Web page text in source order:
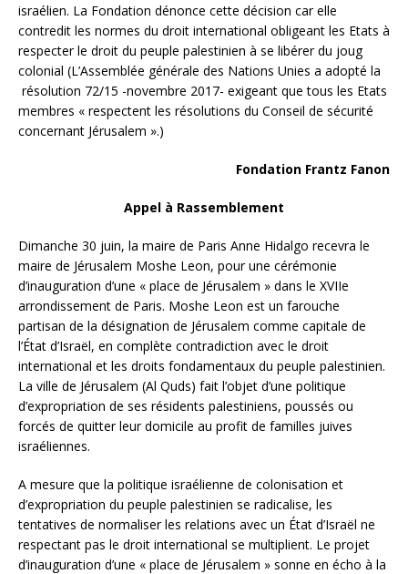
israélien. La Fondation dénonce cette décision car elle
contredit les normes du droit international obligeant les Etats à
respecter le droit du peuple palestinien à se libérer du joug
colonial (L’Assemblée générale des Nations Unies a adopté la
résolution 72/15 -novembre 2017- exigeant que tous les Etats
membres « respectent les résolutions du Conseil de sécurité
concernant Jérusalem ».)
Fondation Frantz Fanon
Appel à Rassemblement
Dimanche 30 juin, la maire de Paris Anne Hidalgo recevra le
maire de Jérusalem Moshe Leon, pour une cérémonie
d’inauguration d’une « place de Jérusalem » dans le XVIIe
arrondissement de Paris. Moshe Leon est un farouche
partisan de la désignation de Jérusalem comme capitale de
l’État d’Israël, en complète contradiction avec le droit
international et les droits fondamentaux du peuple palestinien.
La ville de Jérusalem (Al Quds) fait l’objet d’une politique
d’expropriation de ses résidents palestiniens, poussés ou
forcés de quitter leur domicile au profit de familles juives
israéliennes.
A mesure que la politique israélienne de colonisation et
d’expropriation du peuple palestinien se radicalise, les
tentatives de normaliser les relations avec un État d’Israël ne
respectant pas le droit international se multiplient. Le projet
d’inauguration d’une « place de Jérusalem » sonne en écho à la